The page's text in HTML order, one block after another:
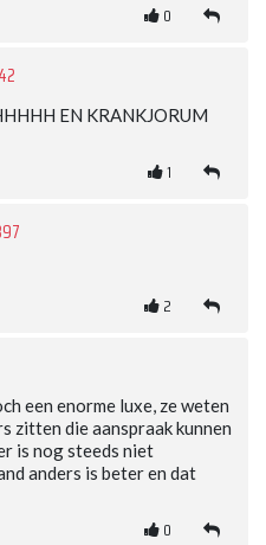
0
EN KRANKJORUM
1
2
een enorme luxe, ze weten
zitten die aanspraak kunnen
is nog steeds niet
anders is beter en dat
0